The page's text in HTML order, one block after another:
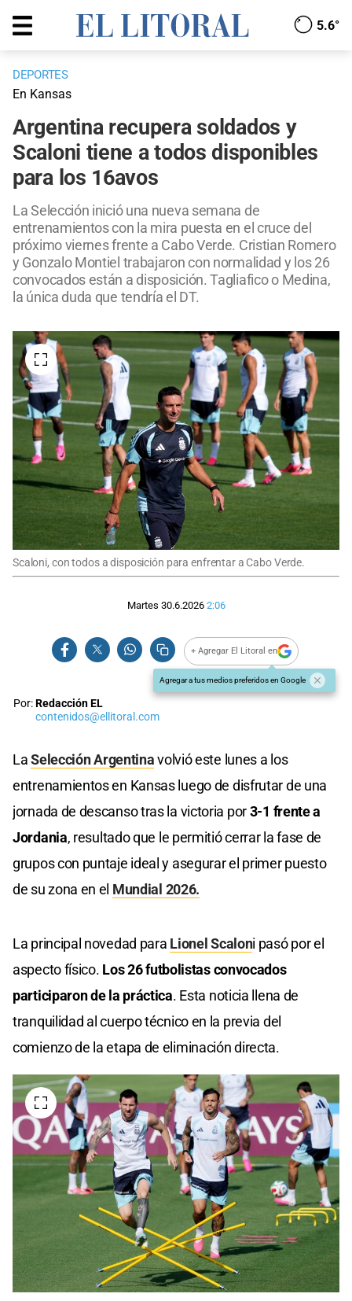
5.6°
DEPORTES
En Kansas
Argentina recupera soldados y
Scaloni tiene a todos disponibles
para los 16avos
La Selección inició una nueva semana de
entrenamientos con la mira puesta en el cruce del
próximo viernes frente a Cabo Verde. Cristian Romero
y Gonzalo Montiel trabajaron con normalidad y los 26
convocados están a disposición. Tagliafico o Medina,
la única duda que tendría el DT.
Scaloni, con todos a disposición para enfrentar a Cabo Verde.
Martes 30.6.2026 2:06
+ Agregar El Litoral en
Agregar a tus medios preferidos en Google
Por:Redacción EL
contenidos@ellitoral.com
LaSelección Argentinavolvió este lunes a los
entrenamientos en Kansas luego de disfrutar de una
jornada de descanso tras la victoria por3-1 frente a
Jordania, resultado que le permitió cerrar la fase de
grupos con puntaje ideal y asegurar el primer puesto
de su zona en el Mundial 2026.
La principal novedad para Lionel Scaloni pasó por el
aspecto físico. Los 26 futbolistas convocados
participaron de la práctica. Esta noticia llena de
tranquilidad al cuerpo técnico en la previa del
comienzo de la etapa de eliminación directa.